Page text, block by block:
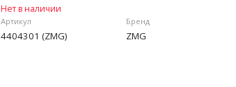
Нет в наличии
Артикул
4404301 (ZMG)
Бренд
ZMG